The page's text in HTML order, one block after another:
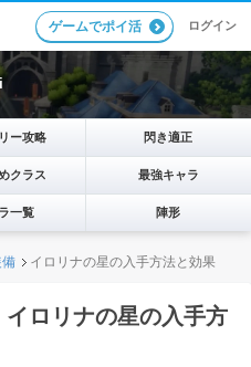
ゲームでポイ活 ログイン
ー攻略 閃き適正
クラス 最強キャラ
一覧 陣形
イロリナの星の入手方法と効果
イロリナの星の入手方